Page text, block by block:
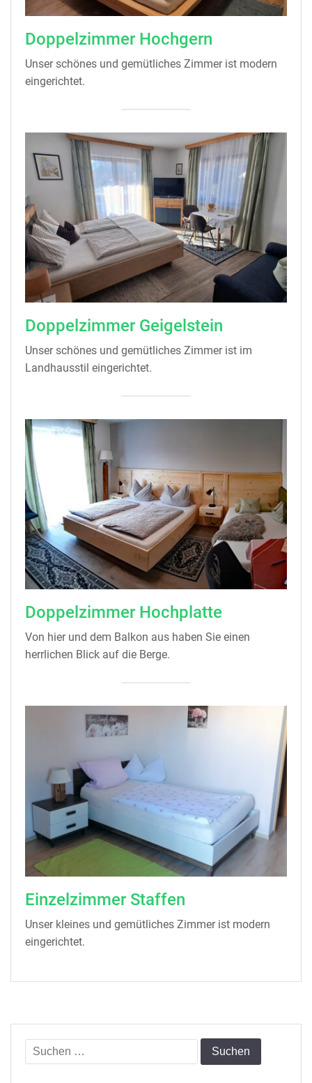
Doppelzimmer Hochgern
Unser schönes und gemütliches Zimmer ist modern
eingerichtet.
Doppelzimmer Geigelstein
Unser schönes und gemütliches Zimmer ist im
Landhausstil eingerichtet.
Doppelzimmer Hochplatte
Von hier und dem Balkon aus haben Sie einen
herrlichen Blick auf die Berge.
Einzelzimmer Staffen
Unser kleines und gemütliches Zimmer ist modern
eingerichtet.
Suchen
nach: